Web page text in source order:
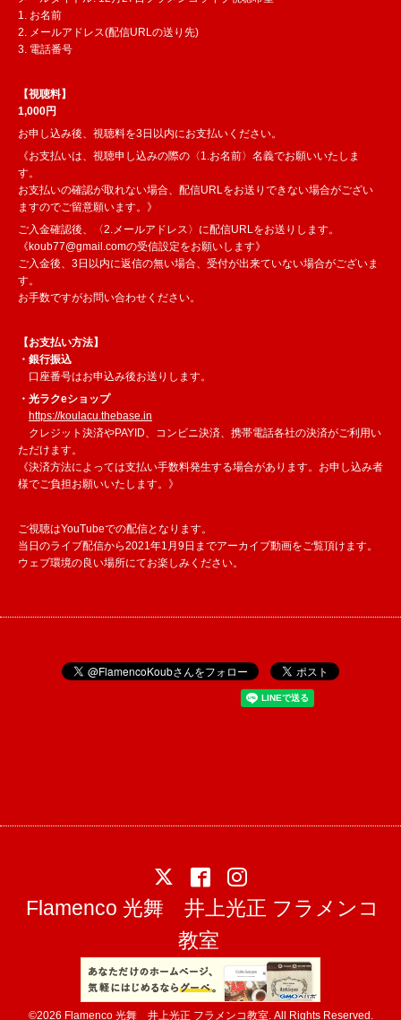
1. お名前
2. メールアドレス(配信URLの送り先)
3. 電話番号
【視聴料】
1,000円
お申し込み後、視聴料を3日以内にお支払いください。
《お支払いは、視聴申し込みの際の〈1.お名前〉名義でお願いいたしま
す。
お支払いの確認が取れない場合、配信URLをお送りできない場合がござい
ますのでご留意願います。》
ご入金確認後、〈2.メールアドレス〉に配信URLをお送りします。
《koub77@gmail.comの受信設定をお願いします》
ご入金後、3日以内に返信の無い場合、受付が出来ていない場合がございま
す。
お手数ですがお問い合わせください。
【お支払い方法】
・銀行振込
口座番号はお申込み後お送りします。
・光ラクeショップ
https://koulacu.thebase.in
クレジット決済やPAYID、コンビニ決済、携帯電話各社の決済がご利用い
ただけます。
《決済方法によっては支払い手数料発生する場合があります。お申し込み者
様でご負担お願いいたします。》
ご視聴はYouTubeでの配信となります。
当日のライブ配信から2021年1月9日までアーカイブ動画をご覧頂けます。
ウェブ環境の良い場所にてお楽しみください。
Flamenco 光舞 井上光正 フラメンコ
教室
©2026 Flamenco 光舞 井上光正 フラメンコ教室. All Rights Reserved.